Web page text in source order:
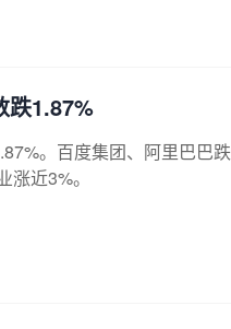
跌1.87%
。百度集团、阿里巴巴
近3%。